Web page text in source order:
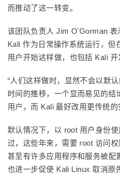
而推动了这一转变。
该团队负责人 Jim O'Gorman 表
Kali 作为日常操作系统运行，但
用户开始这样做，也包括 Kali
“人们这样做时，显然不会以默
时间的推移，一个显而易见的结
用户，而 Kali 最好改用更传统的
默认情况下，以 root 用户身份
过，这些年来，需要 root 访问权
甚至有许多应用程序和服务被配
也进一步促使 Kali Linux 取消原